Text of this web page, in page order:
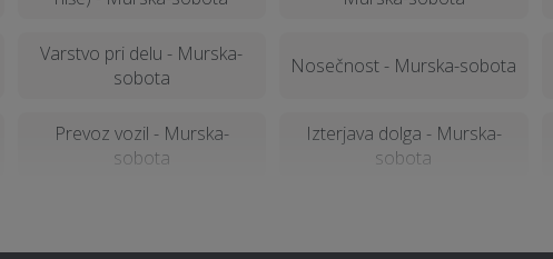
Varstvo pri delu - Murska-
sobota
Nosečnost - Murska-sobota
Prevoz vozil - Murska-
sobota
Izterjava dolga - Murska-
sobota